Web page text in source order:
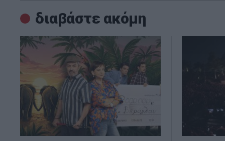
διαβάστε ακόμη